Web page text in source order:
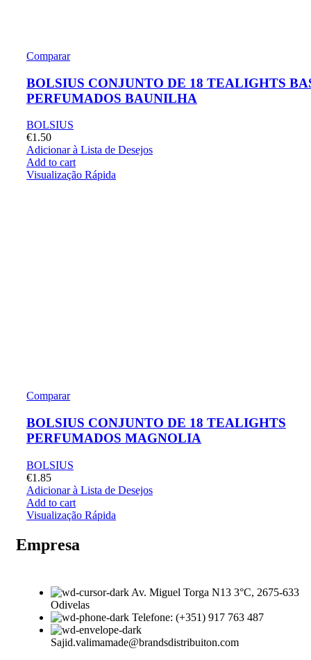
Comparar
BOLSIUS CONJUNTO DE 18 TEALIGHTS
PERFUMADOS BAUNILHA
BOLSIUS
€1.50
Adicionar à Lista de Desejos
Add to cart
Visualização Rápida
Comparar
BOLSIUS CONJUNTO DE 18 TEALIGHTS
PERFUMADOS MAGNOLIA
BOLSIUS
€1.85
Adicionar à Lista de Desejos
Add to cart
Visualização Rápida
Empresa
Av. Miguel Torga N13 3°C, 2675-633
Odivelas
Telefone: (+351) 917 763 487
Sajid.valimamade@brandsdistribuiton.com